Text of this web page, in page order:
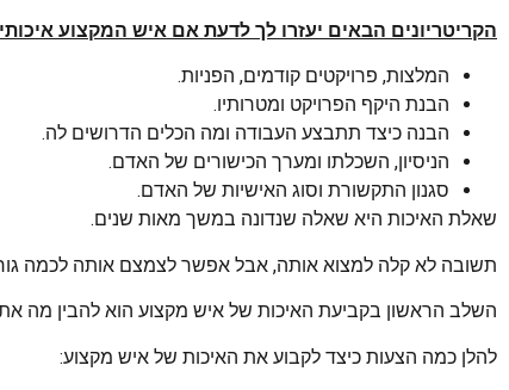
הקריטריונים הבאים יעזרו לך לדעת אם איש המקצוע
המלצות, פרויקטים קודמים, הפניות.
הבנת היקף הפרויקט ומטרותיו.
הבנה כיצד תתבצע העבודה ומה הכלים הדרושים לה.
הניסיון, השכלתו ומערך הכישורים של האדם.
סגנון התקשורת וסוג האישיות של האדם.
שאלת האיכות היא שאלה שנדונה במשך מאות שנים.
תשובה לא קלה למצוא אותה, אבל אפשר לצמצם אותה לכמה
השלב הראשון בקביעת האיכות של איש מקצוע הוא להבין מה
להלן כמה הצעות כיצד לקבוע את האיכות של איש מקצוע: